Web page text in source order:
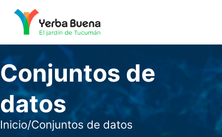
Conjuntos de
datos
Inicio/Conjuntos de datos